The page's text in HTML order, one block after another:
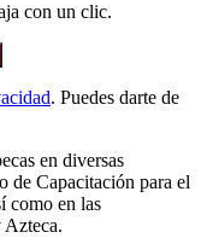
con un clic.
. Puedes darte de
en diversas
de Capacitación para el
como en las
Azteca.